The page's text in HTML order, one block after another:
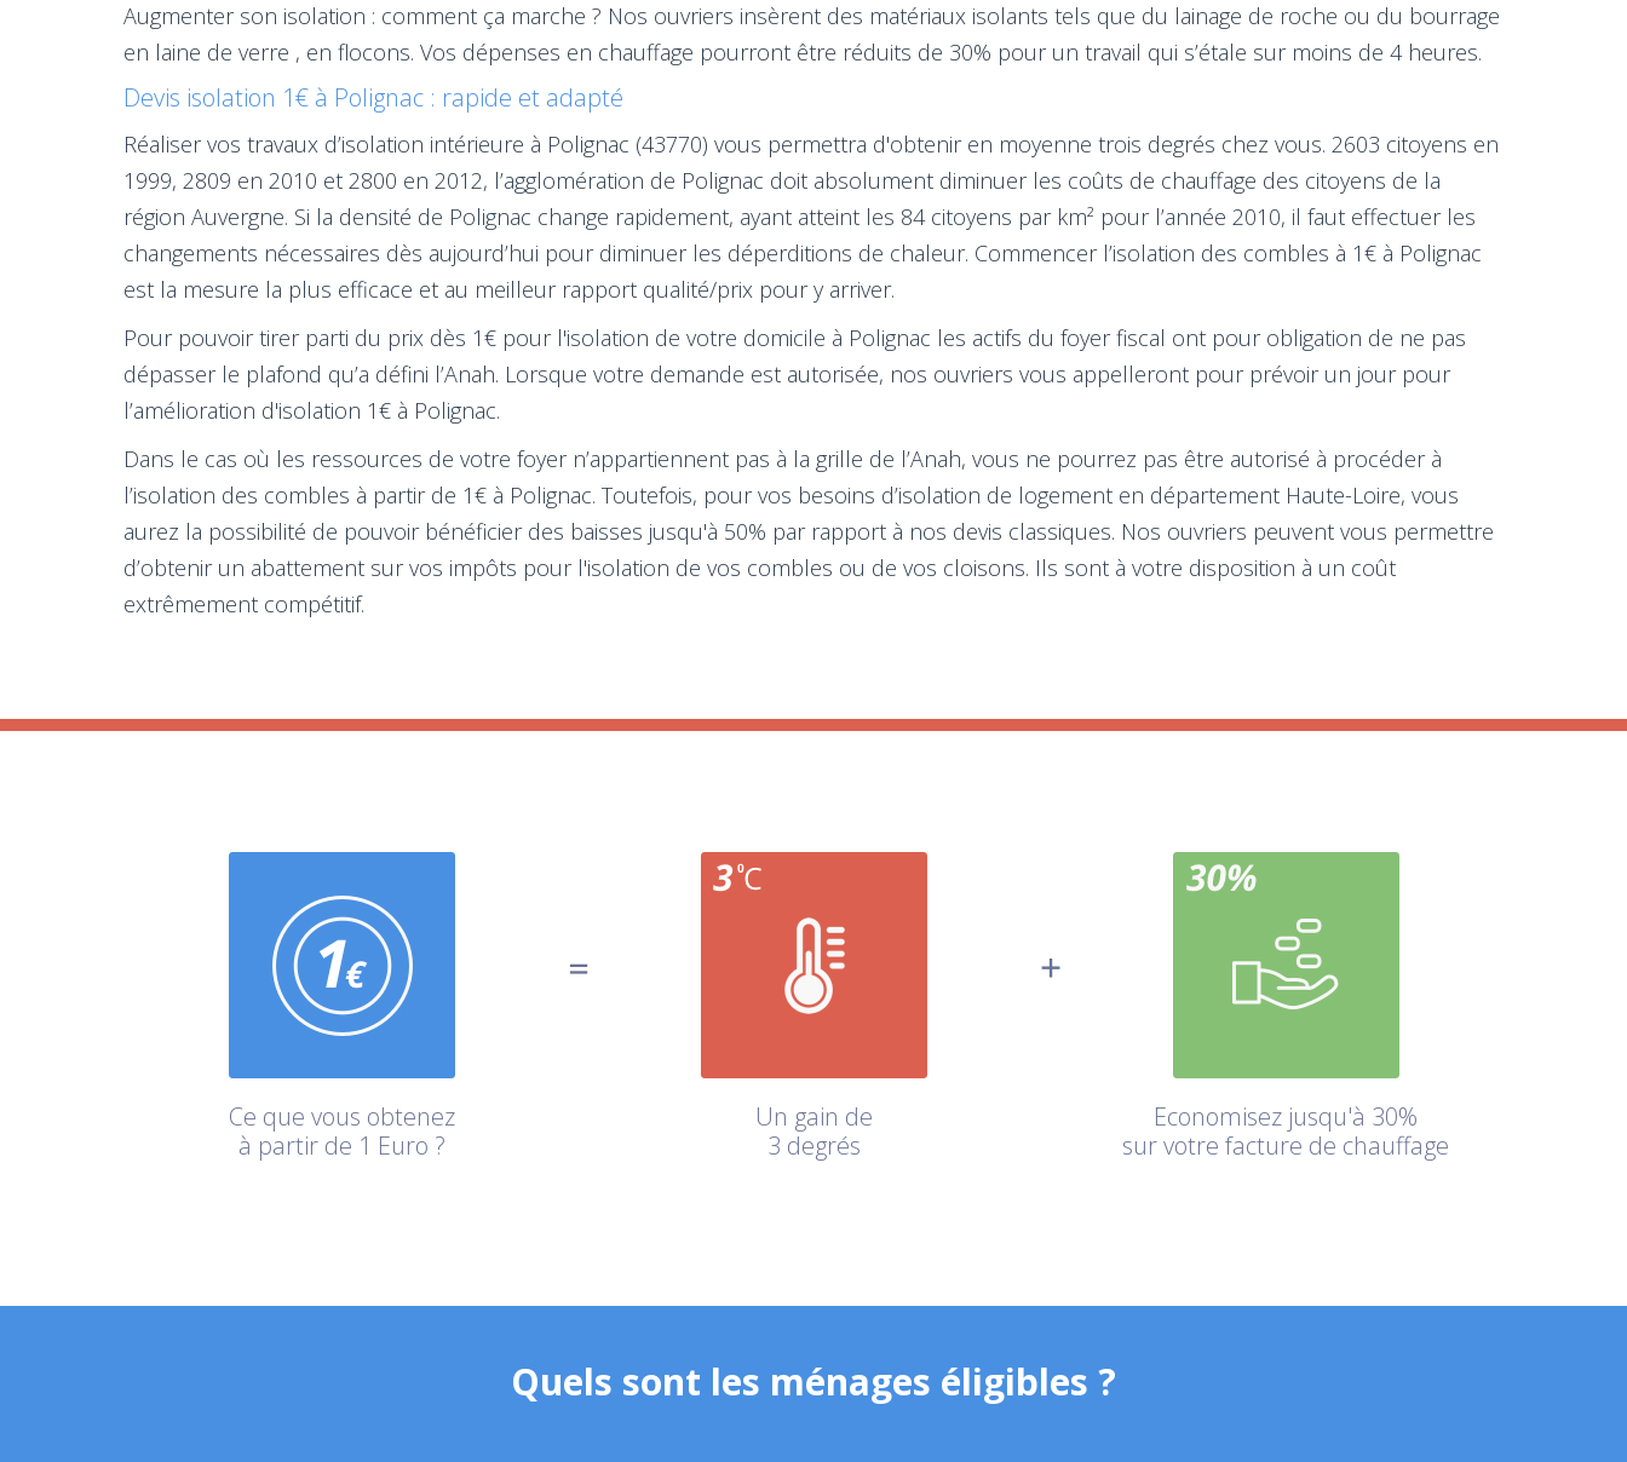
Augmenter son isolation : comment ça marche ? Nos ouvriers insèrent des matériaux isolants tels que du lainage de roche ou du bourrage
en laine de verre , en flocons. Vos dépenses en chauffage pourront être réduits de 30% pour un travail qui s’étale sur moins de 4 heures.
Devis isolation 1€ à Polignac : rapide et adapté
Réaliser vos travaux d’isolation intérieure à Polignac (43770) vous permettra d'obtenir en moyenne trois degrés chez vous. 2603 citoyens en
1999, 2809 en 2010 et 2800 en 2012, l’agglomération de Polignac doit absolument diminuer les coûts de chauffage des citoyens de la
région Auvergne. Si la densité de Polignac change rapidement, ayant atteint les 84 citoyens par km² pour l’année 2010, il faut effectuer les
changements nécessaires dès aujourd’hui pour diminuer les déperditions de chaleur. Commencer l’isolation des combles à 1€ à Polignac
est la mesure la plus efficace et au meilleur rapport qualité/prix pour y arriver.
Pour pouvoir tirer parti du prix dès 1€ pour l'isolation de votre domicile à Polignac les actifs du foyer fiscal ont pour obligation de ne pas
dépasser le plafond qu’a défini l’Anah. Lorsque votre demande est autorisée, nos ouvriers vous appelleront pour prévoir un jour pour
l’amélioration d'isolation 1€ à Polignac.
Dans le cas où les ressources de votre foyer n’appartiennent pas à la grille de l’Anah, vous ne pourrez pas être autorisé à procéder à
l’isolation des combles à partir de 1€ à Polignac. Toutefois, pour vos besoins d’isolation de logement en département Haute-Loire, vous
aurez la possibilité de pouvoir bénéficier des baisses jusqu'à 50% par rapport à nos devis classiques. Nos ouvriers peuvent vous permettre
d’obtenir un abattement sur vos impôts pour l'isolation de vos combles ou de vos cloisons. Ils sont à votre disposition à un coût
extrêmement compétitif.
Ce que vous obtenez
à partir de 1 Euro ?
Un gain de
3 degrés
Economisez jusqu'à 30%
sur votre facture de chauffage
Quels sont les ménages éligibles ?